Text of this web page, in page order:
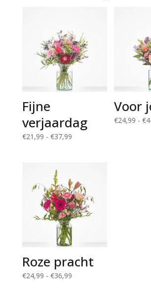
Fijne
verjaardag
€21,99 - €37,99Prijsklasse:
Voor
€24,99 - €
Roze pracht
€24,99 - €36,99Prijsklasse: